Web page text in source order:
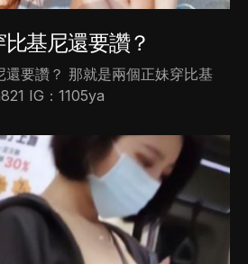
基尼還要讚？
要讚？ 那就是兩個正妹穿比基
IG：1105ya